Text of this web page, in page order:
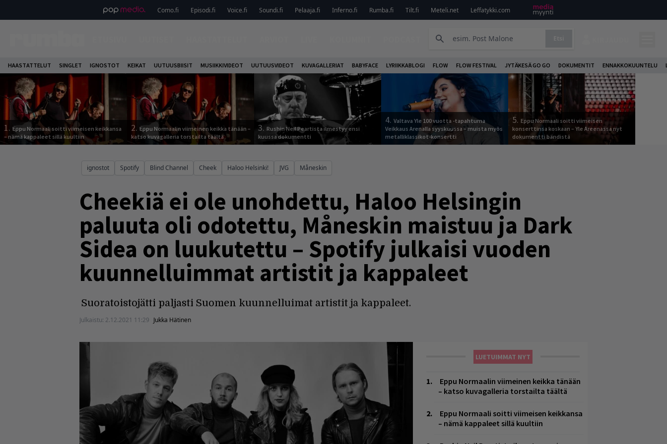
Como.fi Episodi.fi Voice.fi Soundi.fi Pelaaja.fi Inferno.fi Rumba.fi Tilt.fi Meteli.net Leffatykki.com
HAASTATTELUT SINGLET IGNOSTOT KEIKAT UUTUUSBIISIT MUSIIKKIVIDEOT UUTUUSVIDEOT KUVAGALLERIAT BABYFACE LYRIIKKABLOGI FLOW FLOW FESTIVAL JYTÄKESÄ GO GO DOKUMENTIT ENNAKKOKUUNTELU
1. Eppu Normaali soitti viimeisen keikkansa
– nämä kappaleet sillä kuultiin
2. Eppu Normaalin viimeinen keikka tänään –
katso kuvagalleria torstailta täältä
3. Rushin Neil Peartista ilmestyy ensi
kuussa dokumentti
4. Valtava Yle 100 vuotta -tapahtuma
Veikkaus Arenalla syyskuussa – muista myös
metalliklassikot-konsertti
5. Eppu Normaali soitti viimeisen
konserttinsa koskaan – Yle Areenassa nyt
dokumentti bändistä
ignostot Spotify Blind Channel Cheek Haloo Helsinki! JVG Måneskin
Cheekiä ei ole unohdettu, Haloo Helsingin
paluuta oli odotettu, Måneskin maistuu ja Dark
Sidea on luukutettu – Spotify julkaisi vuoden
kuunnelluimmat artistit ja kappaleet
Suoratoistojätti paljasti Suomen kuunnelluimat artistit ja kappaleet.
Julkaistu: 2.12.2021 11:29 Jukka Hätinen
LUETUIMMAT NYT
Eppu Normaalin viimeinen keikka tänään
– katso kuvagalleria torstailta täältä
Eppu Normaali soitti viimeisen keikkansa
– nämä kappaleet sillä kuultiin